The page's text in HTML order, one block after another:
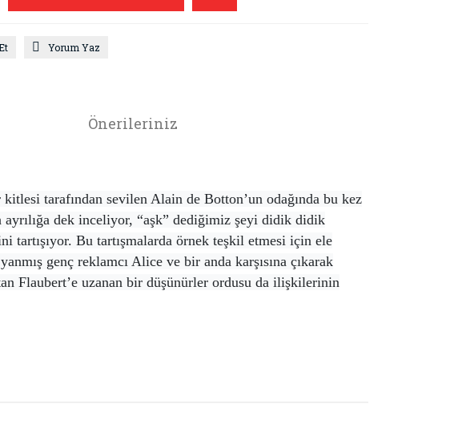
Yorum Yaz
Önerileriniz
tarafından sevilen Alain de Botton’un odağında bu kez
dek inceliyor, “aşk” dediğimiz şeyi didik didik
tartışıyor. Bu tartışmalarda örnek teşkil etmesi için ele
genç reklamcı Alice ve bir anda karşısına çıkarak
Flaubert’e uzanan bir düşünürler ordusu da ilişkilerinin